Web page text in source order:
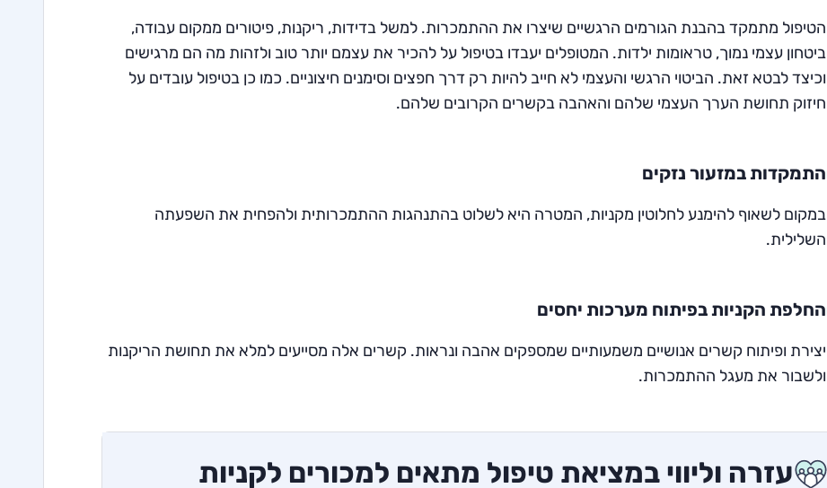
הטיפול מתמקד בהבנת הגורמים הרגשיים שיצרו את ההתמכרות. למשל בדידות, ריקנות, פיטורים ממקום עבודה,
ביטחון עצמי נמוך, טראומות ילדות. המטופלים יעבדו בטיפול על להכיר את עצמם יותר טוב ולזהות מה הם מרגישים
וכיצד לבטא זאת. הביטוי הרגשי והעצמי לא חייב להיות רק דרך חפצים וסימנים חיצוניים. כמו כן בטיפול עובדים על
חיזוק תחושת הערך העצמי שלהם והאהבה בקשרים הקרובים שלהם.
התמקדות במזעור נזקים
במקום לשאוף להימנע לחלוטין מקניות, המטרה היא לשלוט בהתנהגות ההתמכרותית ולהפחית את השפעתה
השלילית.
החלפת הקניות בפיתוח מערכות יחסים
יצירת ופיתוח קשרים אנושיים משמעותיים שמספקים אהבה ונראות. קשרים אלה מסייעים למלא את תחושת הריקנות
ולשבור את מעגל ההתמכרות.
עזרה וליווי במציאת טיפול מתאים למכורים לקניות